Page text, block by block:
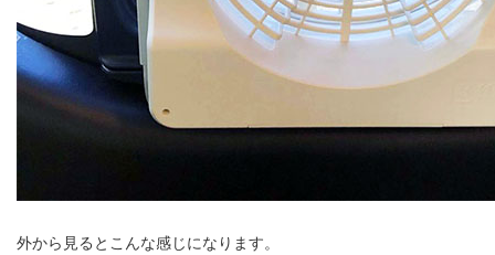
外から見るとこんな感じになります。